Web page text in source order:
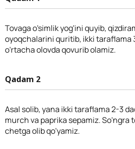
Tovaga o'simlik yog'ini quyib,
oyoqchalarini quritib, ikki taraflama
o'rtacha olovda qovurib olamiz.
Qadam 2
Asal solib, yana ikki taraflama 2-3
murch va paprika sepamiz. So'ngra
chetga olib qo'yamiz.